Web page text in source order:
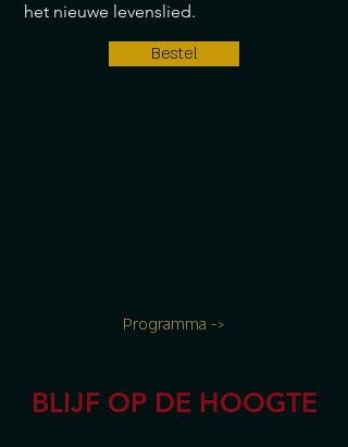
het nieuwe levenslied.
Bestel
Programma ->
BLIJF OP DE HOOGTE